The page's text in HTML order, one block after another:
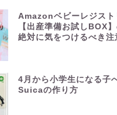
Amazonベビーレジスト
【出産準備お試しBOX】
絶対に気をつけるべき注
4月から小学生になる子
Suicaの作り方